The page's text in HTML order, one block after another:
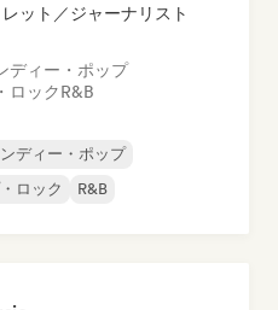
ット／ジャーナリスト
ディー・ポップ
ロックR&B
ディー・ポップ
ロック R&B